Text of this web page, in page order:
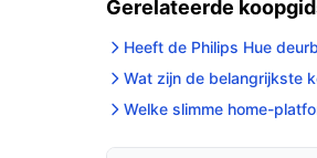
Gerelateerde
Heeft de Philips Hue
Wat zijn de belangrijkste
Welke slimme home-